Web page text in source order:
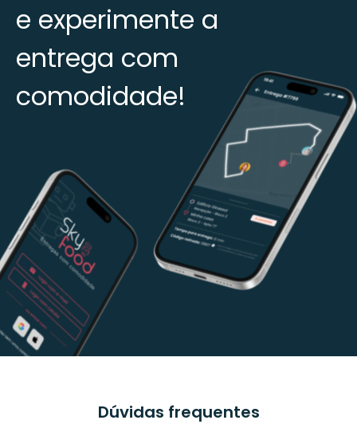
e experimente a
entrega com
comodidade!
Dúvidas frequentes